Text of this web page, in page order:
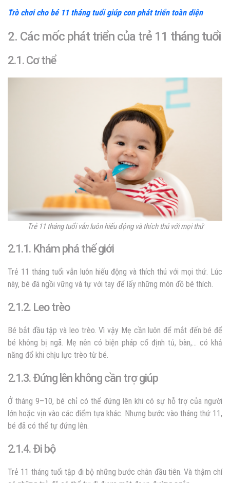
Trò chơi cho bé 11 tháng tuổi giúp con phát triển toàn diện
2. Các mốc phát triển của trẻ 11 tháng tuổi
2.1. Cơ thể
Trẻ 11 tháng tuổi vẫn luôn hiếu động và thích thú với mọi thứ
2.1.1. Khám phá thế giới
Trẻ 11 tháng tuổi vẫn luôn hiếu động và thích thú với mọi thứ. Lúc
này, bé đã ngồi vững và tự với tay để lấy những món đồ bé thích.
2.1.2. Leo trèo
Bé bắt đầu tập và leo trèo. Vì vậy Mẹ cần luôn để mắt đến bé để
bé không bị ngã. Mẹ nên có biện pháp cố định tủ, bàn,… có khả
năng đổ khi chịu lực trèo từ bé.
2.1.3. Đứng lên không cần trợ giúp
Ở tháng 9–10, bé chỉ có thể đứng lên khi có sự hỗ trợ của người
lớn hoặc vịn vào các điểm tựa khác. Nhưng bước vào tháng thứ 11,
bé đã có thể tự đứng lên.
2.1.4. Đi bộ
Trẻ 11 tháng tuổi tập đi bộ những bước chân đầu tiên. Và thậm chí